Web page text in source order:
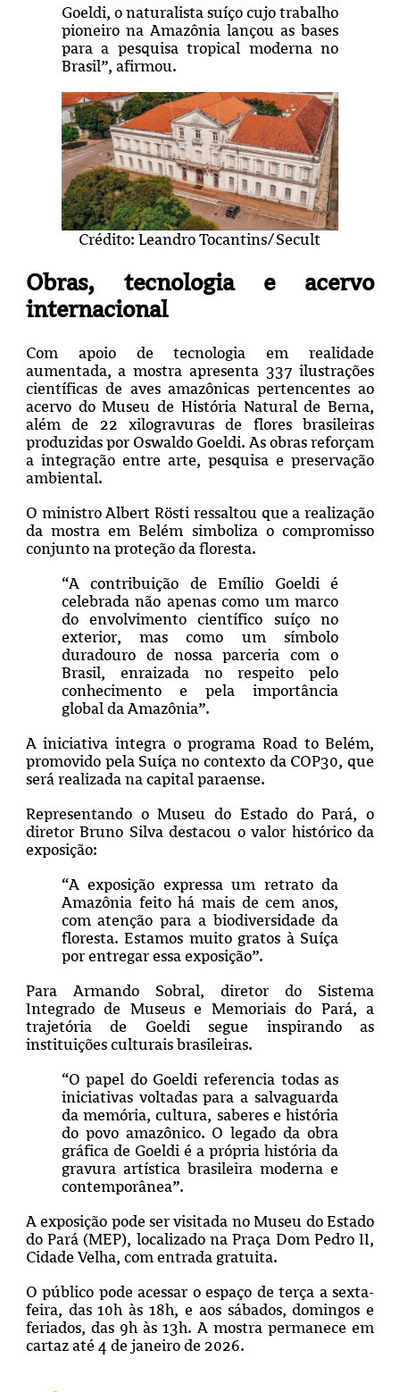
Goeldi, o naturalista suíço cujo trabalho
pioneiro na Amazônia lançou as bases
para a pesquisa tropical moderna no
Brasil”, afirmou.
Crédito: Leandro Tocantins/Secult
Obras, tecnologia e acervo
internacional
Com apoio de tecnologia em realidade
aumentada, a mostra apresenta 337 ilustrações
científicas de aves amazônicas pertencentes ao
acervo do Museu de História Natural de Berna,
além de 22 xilogravuras de flores brasileiras
produzidas por Oswaldo Goeldi. As obras reforçam
a integração entre arte, pesquisa e preservação
ambiental.
O ministro Albert Rösti ressaltou que a realização
da mostra em Belém simboliza o compromisso
conjunto na proteção da floresta.
“A contribuição de Emílio Goeldi é
celebrada não apenas como um marco
do envolvimento científico suíço no
exterior, mas como um símbolo
duradouro de nossa parceria com o
Brasil, enraizada no respeito pelo
conhecimento e pela importância
global da Amazônia”.
A iniciativa integra o programa Road to Belém,
promovido pela Suíça no contexto da COP30, que
será realizada na capital paraense.
Representando o Museu do Estado do Pará, o
diretor Bruno Silva destacou o valor histórico da
exposição:
“A exposição expressa um retrato da
Amazônia feito há mais de cem anos,
com atenção para a biodiversidade da
floresta. Estamos muito gratos à Suíça
por entregar essa exposição”.
Para Armando Sobral, diretor do Sistema
Integrado de Museus e Memoriais do Pará, a
trajetória de Goeldi segue inspirando as
instituições culturais brasileiras.
“O papel do Goeldi referencia todas as
iniciativas voltadas para a salvaguarda
da memória, cultura, saberes e história
do povo amazônico. O legado da obra
gráfica de Goeldi é a própria história da
gravura artística brasileira moderna e
contemporânea”.
A exposição pode ser visitada no Museu do Estado
do Pará (MEP), localizado na Praça Dom Pedro II,
Cidade Velha, com entrada gratuita.
O público pode acessar o espaço de terça a sexta-
feira, das 10h às 18h, e aos sábados, domingos e
feriados, das 9h às 13h. A mostra permanece em
cartaz até 4 de janeiro de 2026.